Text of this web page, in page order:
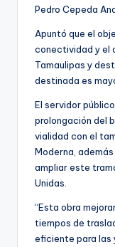
Pedro Cepeda
Apuntó que el
conectividad y el
Tamaulipas y
destinada es
El servidor
prolongación del
vialidad con el
Moderna,
ampliar este
Unidas.
“Esta obra
tiempos de
eficiente para las